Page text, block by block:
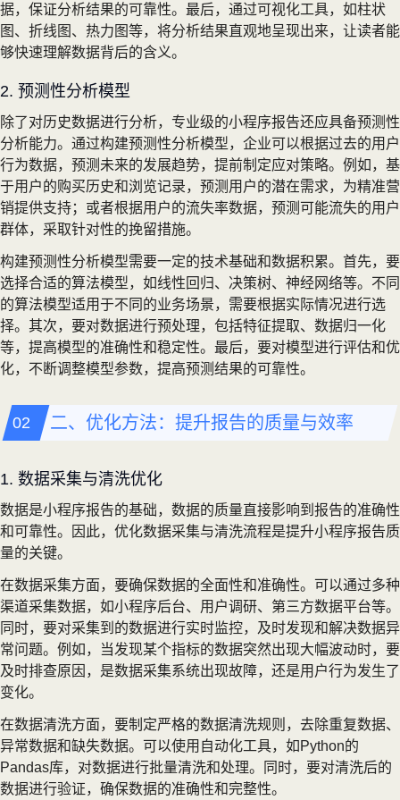
据，保证分析结果的可靠性。最后，通过可视化工具，如柱状
图、折线图、热力图等，将分析结果直观地呈现出来，让读者能
够快速理解数据背后的含义。
2. 预测性分析模型
除了对历史数据进行分析，专业级的小程序报告还应具备预测性
分析能力。通过构建预测性分析模型，企业可以根据过去的用户
行为数据，预测未来的发展趋势，提前制定应对策略。例如，基
于用户的购买历史和浏览记录，预测用户的潜在需求，为精准营
销提供支持；或者根据用户的流失率数据，预测可能流失的用户
群体，采取针对性的挽留措施。
构建预测性分析模型需要一定的技术基础和数据积累。首先，要
选择合适的算法模型，如线性回归、决策树、神经网络等。不同
的算法模型适用于不同的业务场景，需要根据实际情况进行选
择。其次，要对数据进行预处理，包括特征提取、数据归一化
等，提高模型的准确性和稳定性。最后，要对模型进行评估和优
化，不断调整模型参数，提高预测结果的可靠性。
二、优化方法：提升报告的质量与效率
1. 数据采集与清洗优化
数据是小程序报告的基础，数据的质量直接影响到报告的准确性
和可靠性。因此，优化数据采集与清洗流程是提升小程序报告质
量的关键。
在数据采集方面，要确保数据的全面性和准确性。可以通过多种
渠道采集数据，如小程序后台、用户调研、第三方数据平台等。
同时，要对采集到的数据进行实时监控，及时发现和解决数据异
常问题。例如，当发现某个指标的数据突然出现大幅波动时，要
及时排查原因，是数据采集系统出现故障，还是用户行为发生了
变化。
在数据清洗方面，要制定严格的数据清洗规则，去除重复数据、
异常数据和缺失数据。可以使用自动化工具，如Python的
Pandas库，对数据进行批量清洗和处理。同时，要对清洗后的
数据进行验证，确保数据的准确性和完整性。